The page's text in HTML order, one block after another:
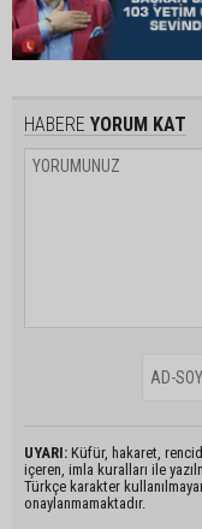
HABERE YORUM KAT
UYARI: Küfür, hakaret,
içeren, imla kuralları ile
Türkçe karakter
onaylanmamaktadır.